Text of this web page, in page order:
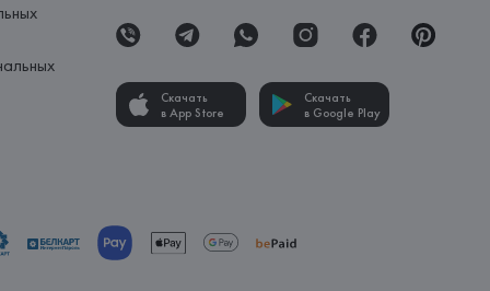
Скачать
в App Store
Скачать
в Google Play